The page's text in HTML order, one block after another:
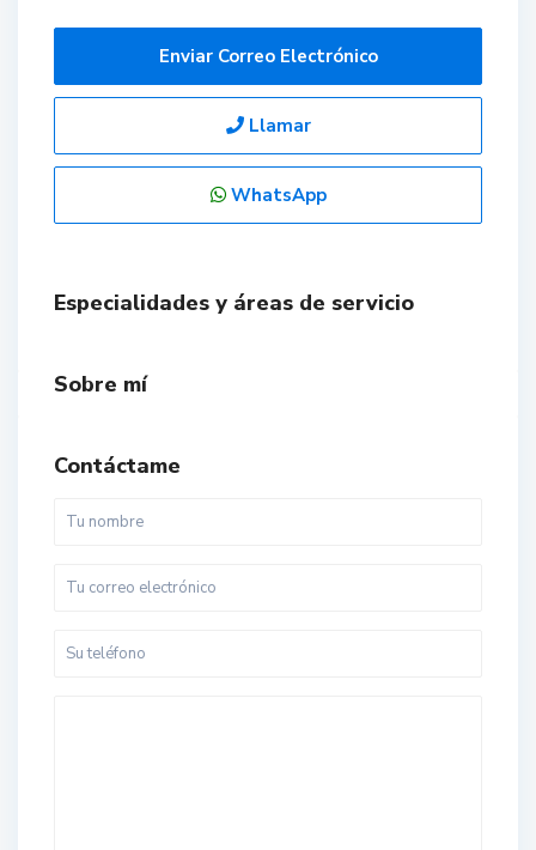
Enviar Correo Electrónico
Llamar
WhatsApp
Especialidades y áreas de servicio
Sobre mí
Contáctame